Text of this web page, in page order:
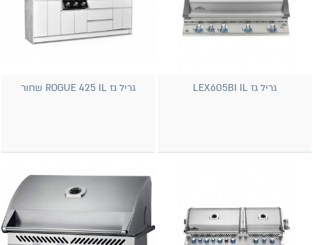
גריל גז LEX605BI IL גריל גז ROGUE 425 IL שחור